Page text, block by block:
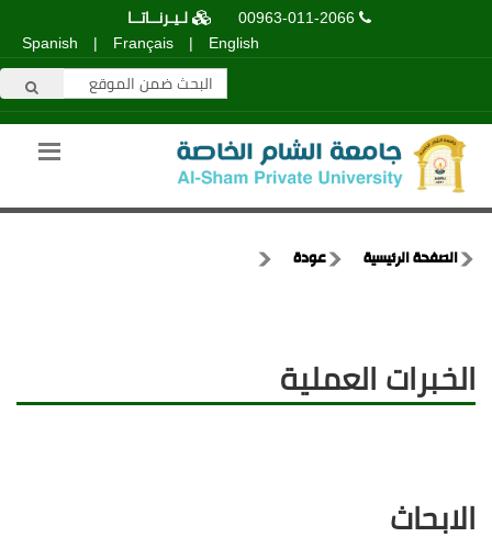
00963-011-2066
لـيـرنــاتــا
English
|
Français
|
Spanish
الصفحة الرئيسية عودة
الخبرات العملية
الابحاث